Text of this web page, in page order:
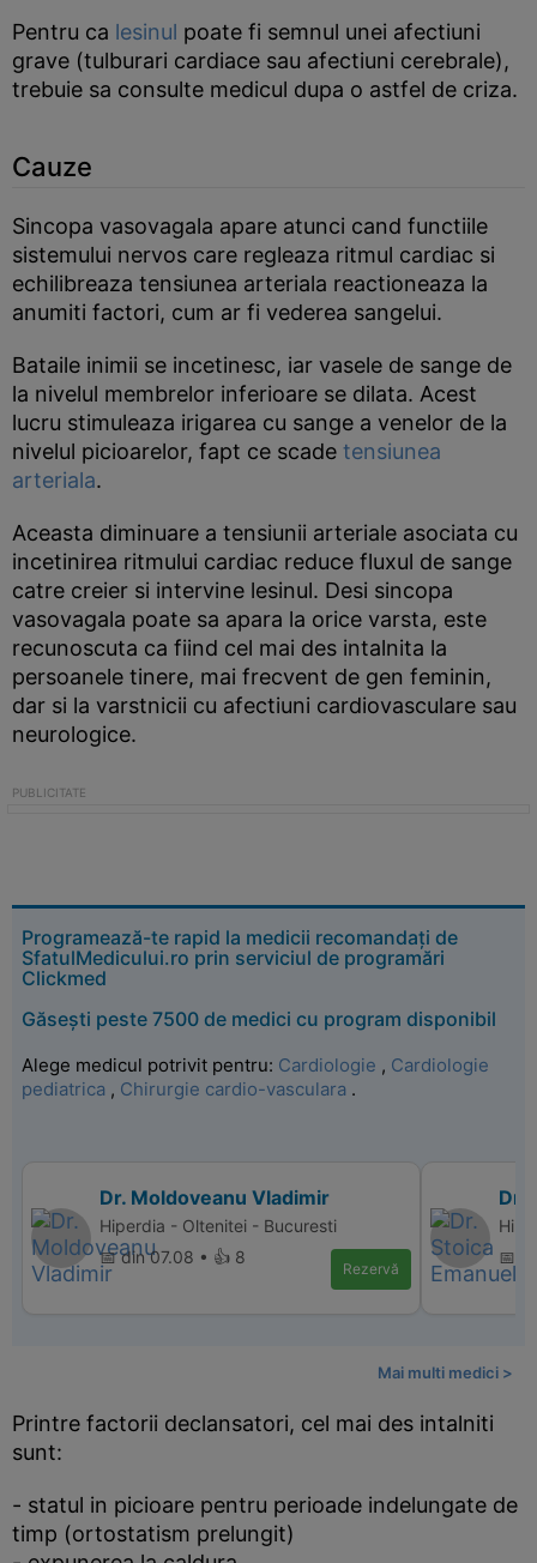
Pentru ca lesinul poate fi semnul unei afectiuni
grave (tulburari cardiace sau afectiuni cerebrale),
trebuie sa consulte medicul dupa o astfel de criza.
Cauze
Sincopa vasovagala apare atunci cand functiile
sistemului nervos care regleaza ritmul cardiac si
echilibreaza tensiunea arteriala reactioneaza la
anumiti factori, cum ar fi vederea sangelui.
Bataile inimii se incetinesc, iar vasele de sange de
la nivelul membrelor inferioare se dilata. Acest
lucru stimuleaza irigarea cu sange a venelor de la
nivelul picioarelor, fapt ce scade tensiunea
arteriala.
Aceasta diminuare a tensiunii arteriale asociata cu
incetinirea ritmului cardiac reduce fluxul de sange
catre creier si intervine lesinul. Desi sincopa
vasovagala poate sa apara la orice varsta, este
recunoscuta ca fiind cel mai des intalnita la
persoanele tinere, mai frecvent de gen feminin,
dar si la varstnicii cu afectiuni cardiovasculare sau
neurologice.
Programează-te rapid la medicii recomandați de
SfatulMedicului.ro prin serviciul de programări
Clickmed
Găsești peste 7500 de medici cu program disponibil
Alege medicul potrivit pentru: Cardiologie , Cardiologie
pediatrica , Chirurgie cardio-vasculara .
Dr. Moldoveanu Vladimir
Hiperdia - Oltenitei - Bucuresti
📅 din 07.08 • 👍 8
Rezervă
Dr.
📅
Mai multi medici >
Printre factorii declansatori, cel mai des intalniti
sunt:
- statul in picioare pentru perioade indelungate de
timp (ortostatism prelungit)